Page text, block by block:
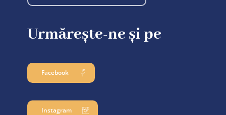
Urmărește-ne și pe
Facebook
Instagram